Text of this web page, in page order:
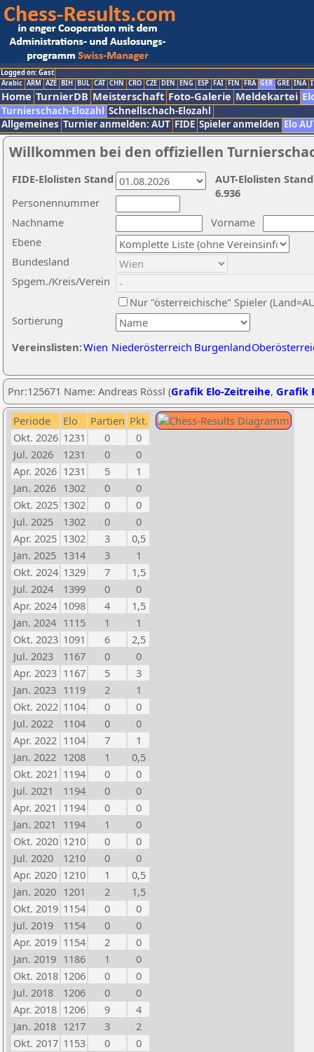
Logged on: Gast
Arabic ARM AZE BIH BUL CAT CHN CRO CZE DEN ENG ESP FAI FIN FRA GER GRE INA
Home TurnierDB Meisterschaft Foto-Galerie Meldekartei
Turnierschach-Elozahl Schnellschach-Elozahl
Allgemeines Turnier anmelden: AUT FIDE Spieler anmelden Elo
Willkommen bei den offiziellen
Nachname
Vorname
Ebene
Sortierung
Personennummer
Bundesland
Spgem./Kreis/Verein
Nur "österreichische" Spieler
Vereinslisten:Wien Niederösterreich Burgenland
AUT-Elolisten
6.936
FIDE-Elolisten Stand
Pnr:125671 Name: Andreas Rössl (Grafik Elo-Zeitreihe, Grafik
Periode Elo Partien Pkt.
Okt. 2026 1231 0
0
Jul. 2026
1231 0
0
Apr. 2026 1231 5
1
Jan. 2026 1302 0
0
Okt. 2025 1302 0
0
Jul. 2025
1302 0
0
Apr. 2025 1302 3
0,5
Jan. 2025 1314 3
1
Okt. 2024 1329 7
1,5
Jul. 2024
1399 0
0
Apr. 2024 1098 4
1,5
Jan. 2024 1115 1
1
Okt. 2023 1091 6
2,5
Jul. 2023
1167 0
0
Apr. 2023 1167 5
3
Jan. 2023 1119 2
1
Okt. 2022 1104 0
0
Jul. 2022
1104 0
0
Apr. 2022 1104 7
1
Jan. 2022 1208 1
0,5
Okt. 2021 1194 0
0
Jul. 2021
1194 0
0
Apr. 2021 1194 0
0
Jan. 2021
1194 1
0
Okt. 2020 1210 0
0
Jul. 2020
1210 0
0
Apr. 2020 1210 1
0,5
Jan. 2020 1201 2
1,5
Okt. 2019 1154 0
0
Jul. 2019
1154 0
0
Apr. 2019 1154 2
0
Jan. 2019 1186 1
0
Okt. 2018 1206 0
0
Jul. 2018
1206 0
0
Apr. 2018 1206 9
4
Jan. 2018 1217 3
2
Okt. 2017 1153 0
0